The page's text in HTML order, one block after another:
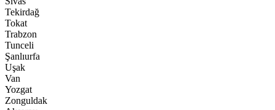
Tekirdağ
Tokat
Trabzon
Tunceli
Şanlıurfa
Uşak
Van
Yozgat
Zonguldak